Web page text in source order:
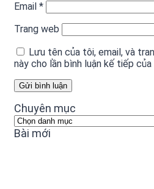
Email *
Trang web
Lưu tên của tôi, email, và
này cho lần bình luận kế tiếp của
Chuyên mục
Chuyên
mục
Bài mới